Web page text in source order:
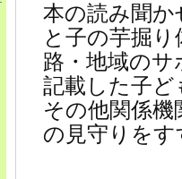
本の読み聞か
と子の芋掘
路・地域のサ
記載した子ど
その他関係
の見守りを